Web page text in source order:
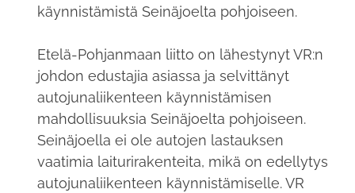
käynnistämistä Seinäjoelta pohjoiseen.
Etelä-Pohjanmaan liitto on lähestynyt VR:n
johdon edustajia asiassa ja selvittänyt
autojunaliikenteen käynnistämisen
mahdollisuuksia Seinäjoelta pohjoiseen.
Seinäjoella ei ole autojen lastauksen
vaatimia laiturirakenteita, mikä on edellytys
autojunaliikenteen käynnistämiselle. VR